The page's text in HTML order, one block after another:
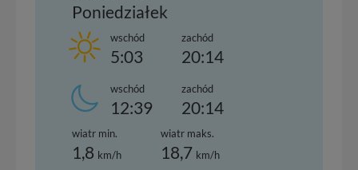
Poniedziałek
wschód
5:03
zachód
20:14
wschód
12:39
zachód
20:14
wiatr min.
1,8 km/h
wiatr maks.
18,7 km/h